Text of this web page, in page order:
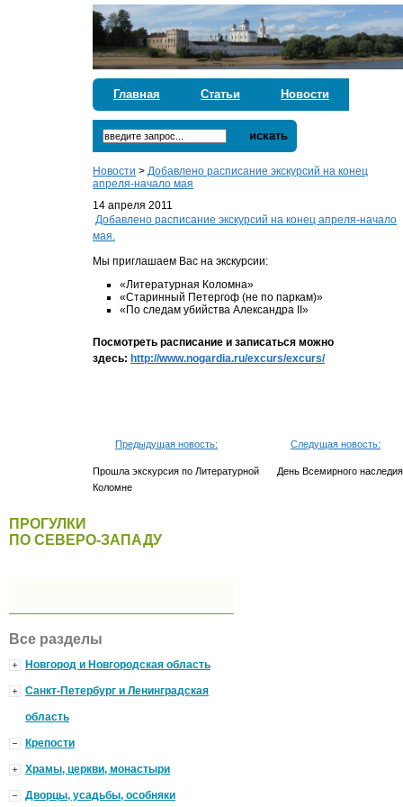
Главная Статьи Новости
искать
Новости >Добавлено расписание экскурсий на конец
апреля-начало мая
14 апреля 2011
Добавлено расписание экскурсий на конец апреля-начало
мая.
Мы приглашаем Вас на экскурсии:
«Литературная Коломна»
«Старинный Петергоф (не по паркам)»
«По следам убийства Александра II»
Посмотреть расписание и записаться можно
здесь: http://www.nogardia.ru/excurs/excurs/
Следущая новость:
День Всемирного наследия
Предыдущая новость:
Прошла экскурсия по Литературной
Коломне
ПРОГУЛКИ
ПО СЕВЕРО-ЗАПАДУ
Все разделы
Новгород и Новгородская область
Санкт-Петербург и Ленинградская
область
Крепости
Храмы, церкви, монастыри
Дворцы, усадьбы, особняки